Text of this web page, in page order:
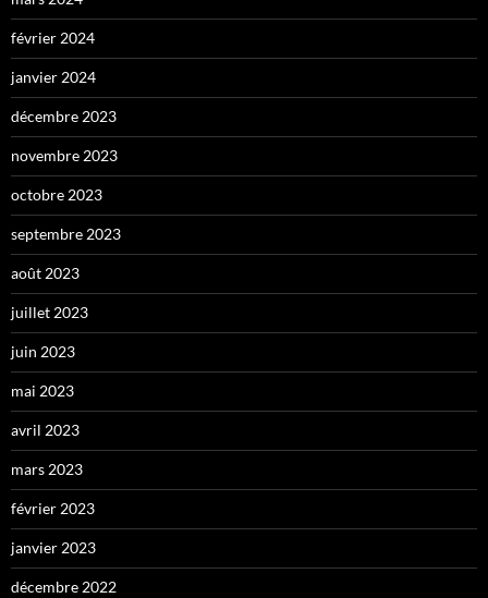
février 2024
janvier 2024
décembre 2023
novembre 2023
octobre 2023
septembre 2023
août 2023
juillet 2023
juin 2023
mai 2023
avril 2023
mars 2023
février 2023
janvier 2023
décembre 2022